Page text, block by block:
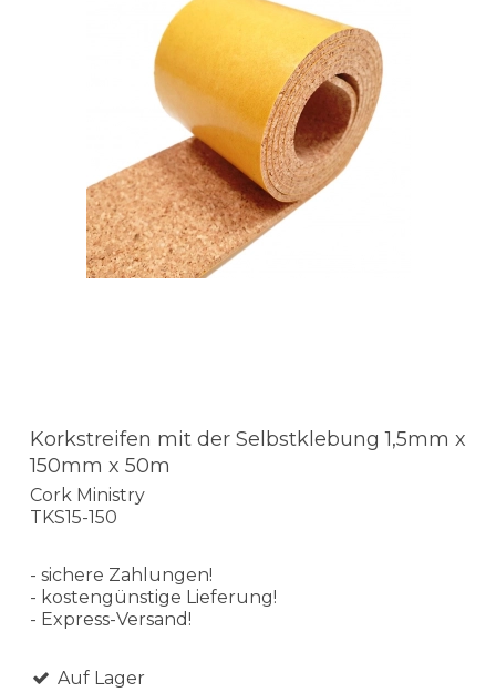
Korkstreifen mit der Selbstklebung 1,5mm x
150mm x 50m
Cork Ministry
TKS15-150
- sichere Zahlungen!
- kostengünstige Lieferung!
- Express-Versand!
Auf Lager